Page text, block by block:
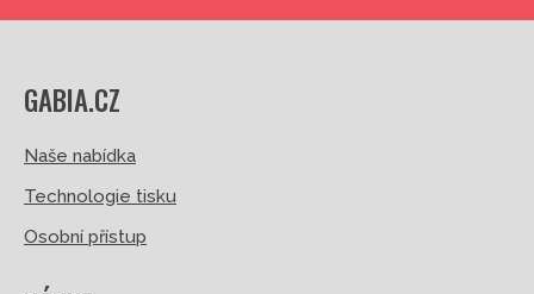
GABIA.CZ
Naše nabídka
Technologie tisku
Osobní přístup